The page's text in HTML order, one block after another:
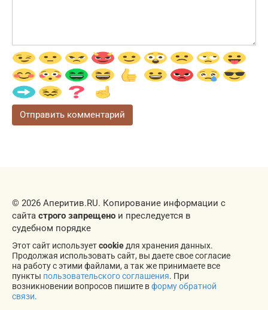
© 2026 Аперитив.RU. Копирование информации с
сайта строго запрещено и преследуется в
судебном порядке
Этот сайт используетcookieдля хранения данных.
Продолжая использовать сайт, вы даете свое согласие
на работу с этими файлами, а так же принимаете все
пункты пользовательского соглашения. При
возникновении вопросов пишите вформу обратной
связи.